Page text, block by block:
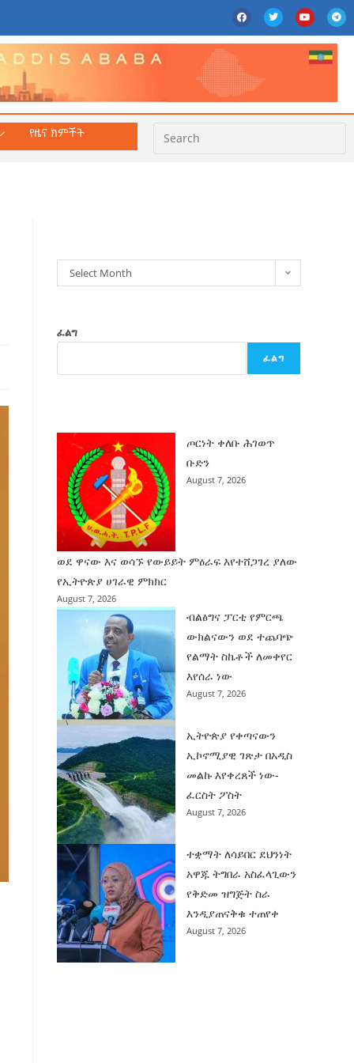
የዜና ክምችት
Select Month
ፈልግ
ፈልግ
ጦርነት ቀለቡ ሕገወጥ
ቡድን
August 7, 2026
ወደ ዋናው እና ወሳኙ የውይይት ምዕራፍ እየተሸጋገረ ያለው
የኢትዮጵያ ሀገራዊ ምክክር
August 7, 2026
ብልፅግና ፓርቲ የምርጫ
ውክልናውን ወደ ተጨባጭ
የልማት ስኬቶች ለመቀየር
እየሰራ ነው
August 7, 2026
ኢትዮጵያ የቀጣናውን
ኢኮኖሚያዊ ገጽታ በአዲስ
መልኩ እየቀረጸች ነው-
ፈርስት ፖስት
August 7, 2026
ተቋማት ለሳይበር ደህንነት
አዋጁ ትግበራ አስፈላጊውን
የቅድመ ዝግጅት ስራ
እንዲያጠናቅቁ ተጠየቀ
August 7, 2026